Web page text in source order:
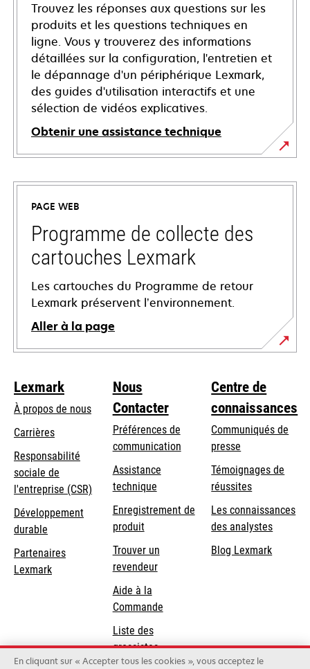
Trouvez les réponses aux questions sur les
produits et les questions techniques en
ligne. Vous y trouverez des informations
détaillées sur la configuration, l'entretien et
le dépannage d'un périphérique Lexmark,
des guides d'utilisation interactifs et une
sélection de vidéos explicatives.
Obtenir une assistance technique
s’ouvre
dans
nouvel
onglet
PAGE WEB
Programme de collecte des
cartouches Lexmark
Les cartouches du Programme de retour
Lexmark préservent l’environnement.
Aller à la page
Lexmark
À propos de nous
Carrières
s’ouvre
dans
un
nouvel
onglet
Responsabilité
sociale de
l'entreprise (CSR) s’ouvre
onglet
Développement
durable
Partenaires
Lexmark
Nous
Contacter
Préférences de
communication
s’ouvre
dans
un
nouvel
onglet
Assistance
techniques’ouvre
un
onglet
Enregistrement de
produit
Trouver un
revendeur
Aide à la
Commande
Liste des
grossistes
Centre de
connaissances
Communiqués de
presse
Témoignages de
réussites
Les connaissances
des analystes
Blog Lexmark
En cliquant sur « Accepter tous les cookies », vous acceptez le